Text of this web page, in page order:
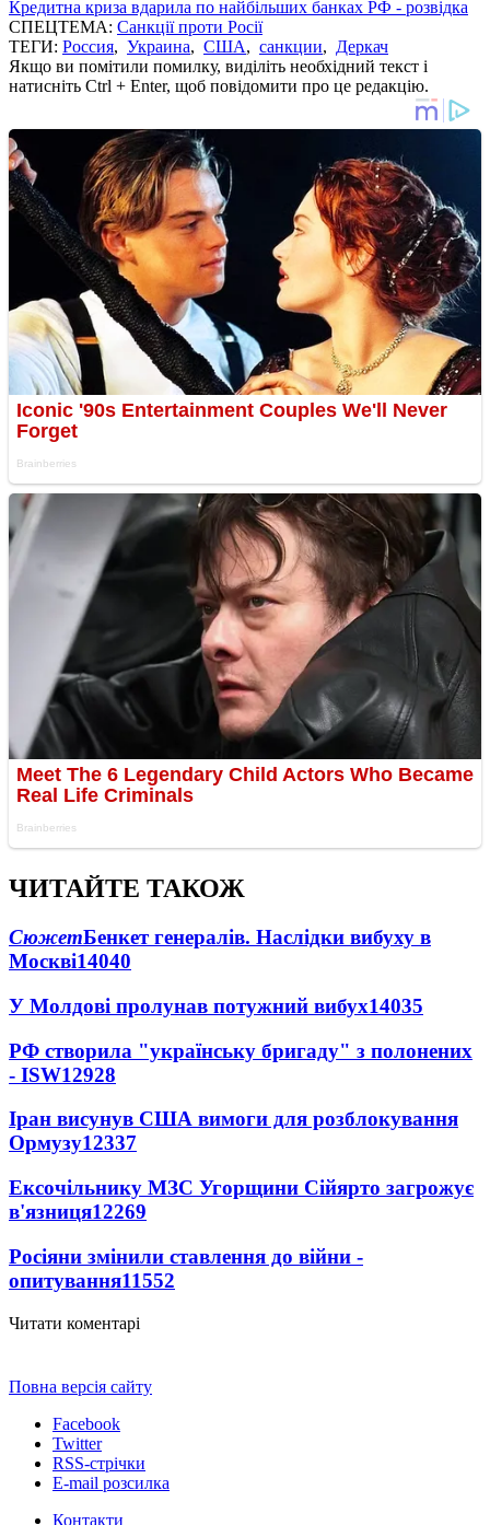
Кредитна криза вдарила по найбільших банках РФ - розвідка
СПЕЦТЕМА: Санкції проти Росії
ТЕГИ: Россия, Украина, США, санкции, Деркач
Якщо ви помітили помилку, виділіть необхідний текст і
натисніть Ctrl + Enter, щоб повідомити про це редакцію.
ЧИТАЙТЕ ТАКОЖ
СюжетБенкет генералів. Наслідки вибуху в
Москві14040
У Молдові пролунав потужний вибух14035
РФ створила "українську бригаду" з полонених
- ISW12928
Іран висунув США вимоги для розблокування
Ормузу12337
Ексочільнику МЗС Угорщини Сійярто загрожує
в'язниця12269
Росіяни змінили ставлення до війни -
опитування11552
Читати коментарі
Повна версія сайту
Facebook
Twitter
RSS-стрічки
E-mail розсилка
Контакти